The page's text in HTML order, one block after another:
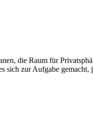
die Raum für
zur Aufgabe